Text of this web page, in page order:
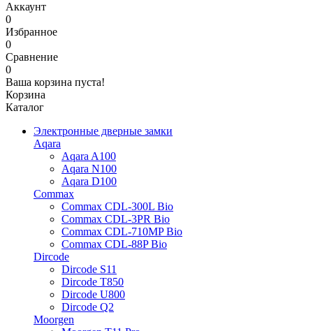
Аккаунт
0
Избранное
0
Сравнение
0
Ваша корзина пуста!
Корзина
Каталог
Электронные дверные замки
Aqara
Aqara A100
Aqara N100
Aqara D100
Commax
Commax CDL-300L Bio
Commax CDL-3PR Bio
Commax CDL-710MP Bio
Commax CDL-88P Bio
Dircode
Dircode S11
Dircode T850
Dircode U800
Dircode Q2
Moorgen